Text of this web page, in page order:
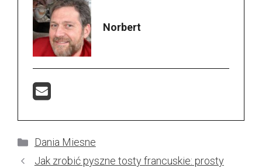
Norbert
Kategorie
Dania Miesne
Jak zrobić pyszne tosty francuskie: prosty